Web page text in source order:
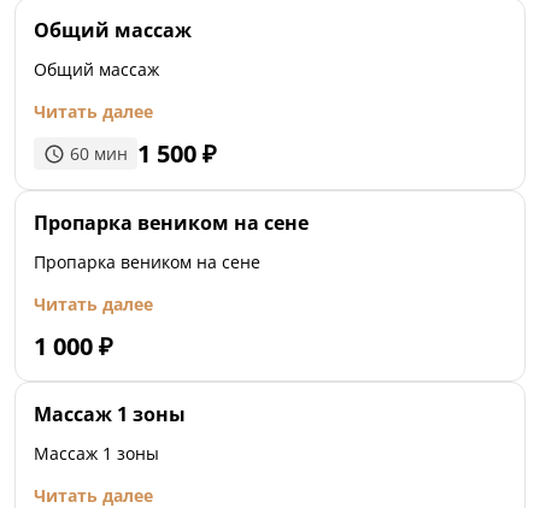
Общий массаж
Общий массаж
Читать далее
60 мин 1 500₽
Пропарка веником на сене
Пропарка веником на сене
Читать далее
1 000₽
Массаж 1 зоны
Массаж 1 зоны
Читать далее